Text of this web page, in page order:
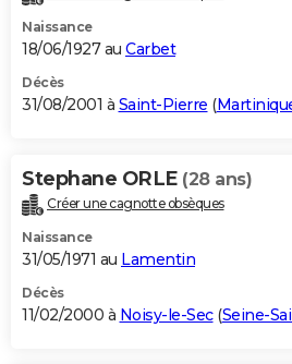
Naissance
18/06/1927 au Carbet
Décès
31/08/2001 à Saint-Pierre (
Stephane ORLE (28 ans)
Créer une cagnotte obsèques
Naissance
31/05/1971 au Lamentin
Décès
11/02/2000 à Noisy-le-Sec(Seine-